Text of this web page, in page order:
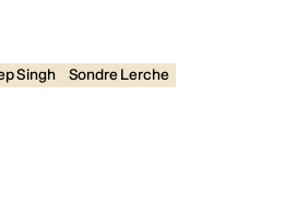
Singh Sondre Lerche